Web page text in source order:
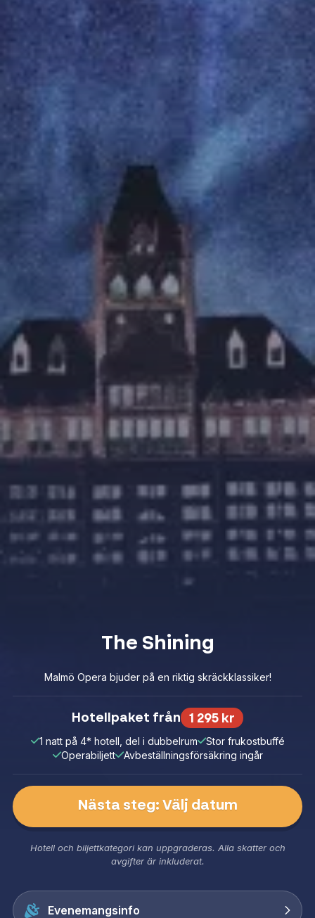
The Shining
Malmö Opera bjuder på en riktig skräckklassiker!
Hotellpaket från 1 295 kr
1 natt på 4* hotell, del i dubbelrum
Stor frukostbuffé
Operabiljett
Avbeställningsförsäkring ingår
Hotell och biljettkategori kan uppgraderas. Alla skatter och
avgifter är inkluderat.
Nästa steg: Välj datum
Evenemangsinfo